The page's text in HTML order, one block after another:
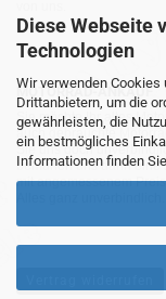
Diese Webseite
Technologien
Wir verwenden Cookies
Drittanbietern, um die
gewährleisten, die
ein bestmögliches
Informationen finden
MOTORRAD-ANKAUF
Sie möchte Ihr altes
auch gebrauchte
Sie uns doch
bemühen uns dann eine
mit angemessenem